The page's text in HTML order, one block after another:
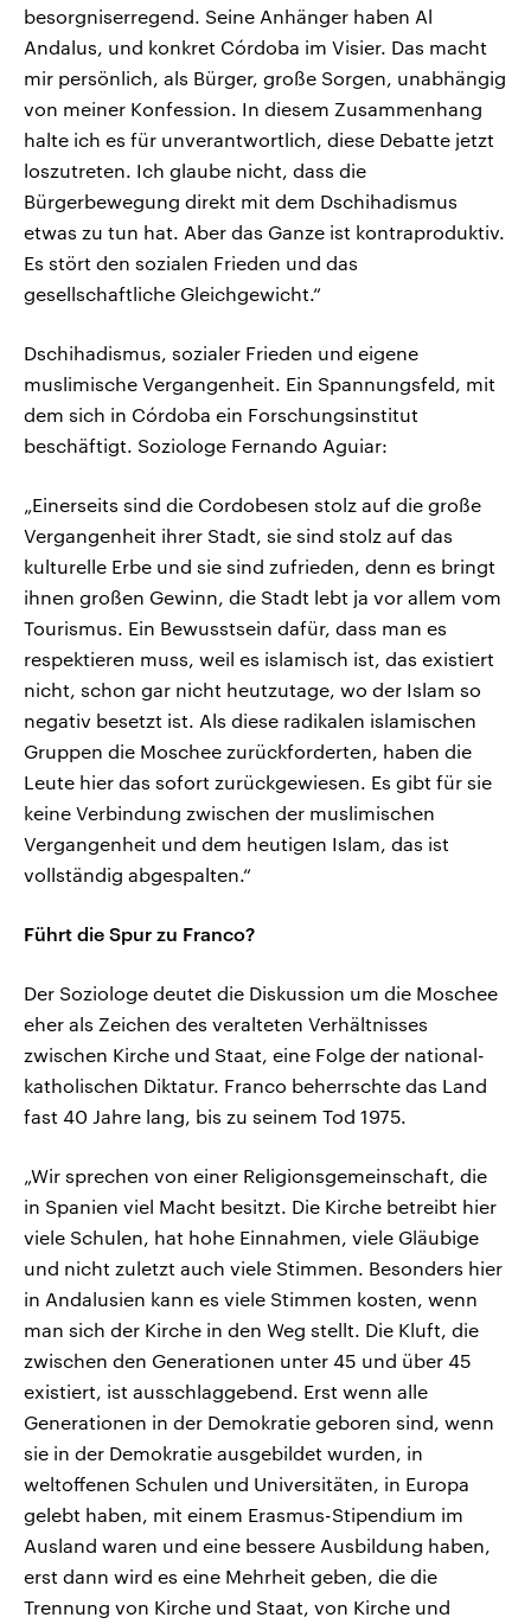
besorgniserregend. Seine Anhänger haben Al
Andalus, und konkret Córdoba im Visier. Das macht
mir persönlich, als Bürger, große Sorgen, unabhängig
von meiner Konfession. In diesem Zusammenhang
halte ich es für unverantwortlich, diese Debatte jetzt
loszutreten. Ich glaube nicht, dass die
Bürgerbewegung direkt mit dem Dschihadismus
etwas zu tun hat. Aber das Ganze ist kontraproduktiv.
Es stört den sozialen Frieden und das
gesellschaftliche Gleichgewicht.“
Dschihadismus, sozialer Frieden und eigene
muslimische Vergangenheit. Ein Spannungsfeld, mit
dem sich in Córdoba ein Forschungsinstitut
beschäftigt. Soziologe Fernando Aguiar:
„Einerseits sind die Cordobesen stolz auf die große
Vergangenheit ihrer Stadt, sie sind stolz auf das
kulturelle Erbe und sie sind zufrieden, denn es bringt
ihnen großen Gewinn, die Stadt lebt ja vor allem vom
Tourismus. Ein Bewusstsein dafür, dass man es
respektieren muss, weil es islamisch ist, das existiert
nicht, schon gar nicht heutzutage, wo der Islam so
negativ besetzt ist. Als diese radikalen islamischen
Gruppen die Moschee zurückforderten, haben die
Leute hier das sofort zurückgewiesen. Es gibt für sie
keine Verbindung zwischen der muslimischen
Vergangenheit und dem heutigen Islam, das ist
vollständig abgespalten.“
Führt die Spur zu Franco?
Der Soziologe deutet die Diskussion um die Moschee
eher als Zeichen des veralteten Verhältnisses
zwischen Kirche und Staat, eine Folge der national-
katholischen Diktatur. Franco beherrschte das Land
fast 40 Jahre lang, bis zu seinem Tod 1975.
„Wir sprechen von einer Religionsgemeinschaft, die
in Spanien viel Macht besitzt. Die Kirche betreibt hier
viele Schulen, hat hohe Einnahmen, viele Gläubige
und nicht zuletzt auch viele Stimmen. Besonders hier
in Andalusien kann es viele Stimmen kosten, wenn
man sich der Kirche in den Weg stellt. Die Kluft, die
zwischen den Generationen unter 45 und über 45
existiert, ist ausschlaggebend. Erst wenn alle
Generationen in der Demokratie geboren sind, wenn
sie in der Demokratie ausgebildet wurden, in
weltoffenen Schulen und Universitäten, in Europa
gelebt haben, mit einem Erasmus-Stipendium im
Ausland waren und eine bessere Ausbildung haben,
erst dann wird es eine Mehrheit geben, die die
Trennung von Kirche und Staat, von Kirche und